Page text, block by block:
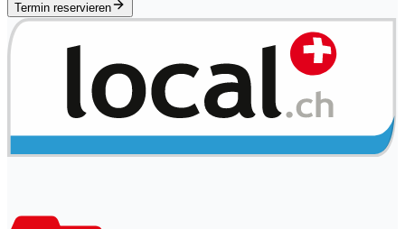
Termin reservieren